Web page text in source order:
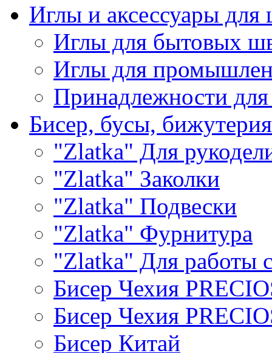
Иглы и аксессуары
Иглы для бытовых
Иглы для
Принадлежности
Бисер, бусы, бижутерия
"Zlatka" Для
"Zlatka" Заколки
"Zlatka" Подвески
"Zlatka" Фурнитура
"Zlatka" Для работы
Бисер Чехия
Бисер Чехия
Бисер Китай